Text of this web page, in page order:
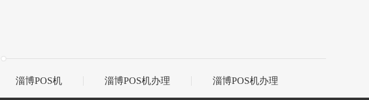
淄博POS机 淄博POS机办理
淄博POS机办理